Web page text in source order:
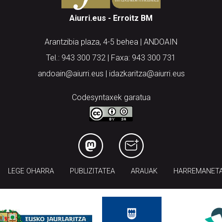
Aiurri.eus - Erroitz BM
Arantzibia plaza, 4-5 behea | ANDOAIN
Tel.: 943 300 732 | Faxa: 943 300 731
andoain@aiurri.eus | idazkaritza@aiurri.eus
Codesyntaxek garatua
LEGE OHARRA PUBLIZITATEA ARAUAK